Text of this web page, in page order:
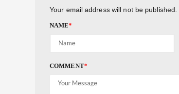
Your email address will not be published.
NAME*
COMMENT*